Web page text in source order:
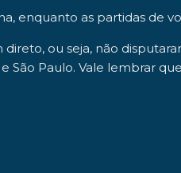
enquanto as partidas de
direto, ou seja, não
São Paulo. Vale lembrar